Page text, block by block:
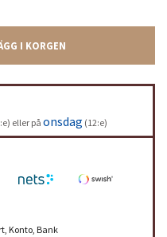
I KORGEN
eller på onsdag (12:e)
Konto, Bank